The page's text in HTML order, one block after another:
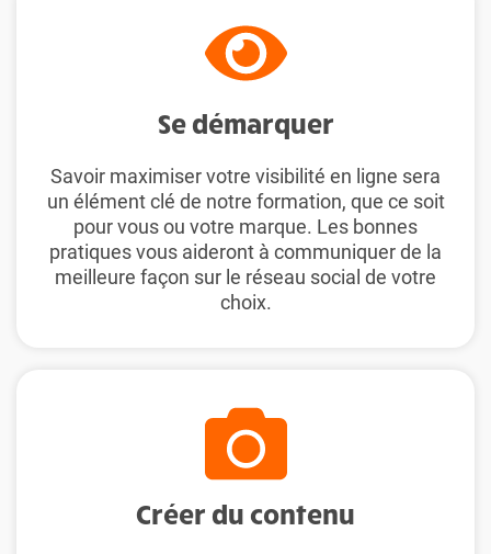
Se démarquer
Savoir maximiser votre visibilité en ligne sera
un élément clé de notre formation, que ce soit
pour vous ou votre marque. Les bonnes
pratiques vous aideront à communiquer de la
meilleure façon sur le réseau social de votre
choix.
Créer du contenu